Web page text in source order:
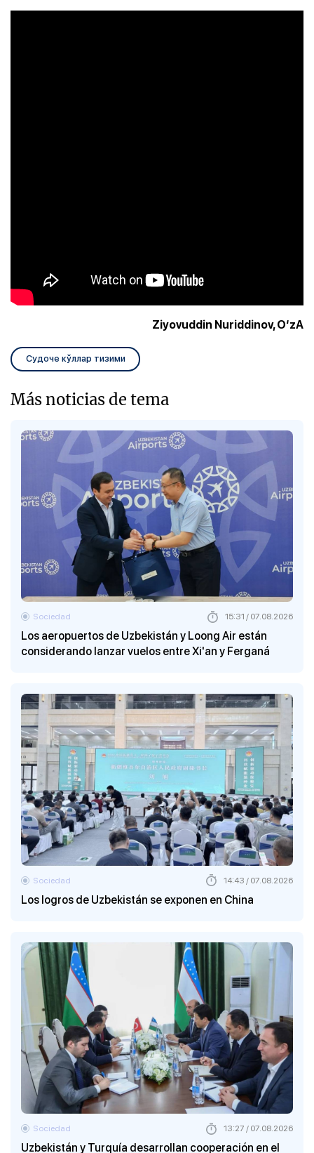
Ziyovuddin Nuriddinov, O‘zA
Судоче кўллар тизими
Más noticias de tema
Los aeropuertos de Uzbekistán y Loong Air están
considerando lanzar vuelos entre Xi'an y Ferganá
Sociedad 15:31 / 07.08.2026
Los logros de Uzbekistán se exponen en China
Sociedad 14:43 / 07.08.2026
Uzbekistán y Turquía desarrollan cooperación en el
Sociedad 13:27 / 07.08.2026